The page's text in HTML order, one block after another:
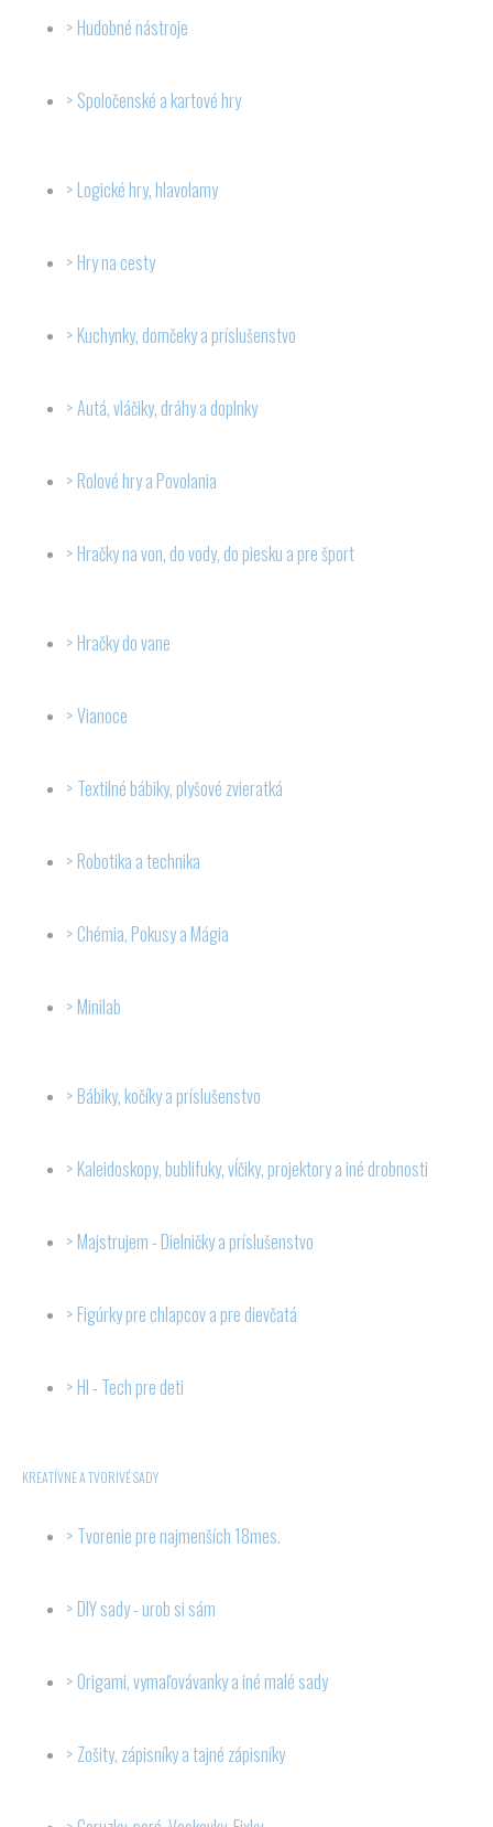
Hudobné nástroje
Spoločenské a kartové hry
Logické hry, hlavolamy
Hry na cesty
Kuchynky, domčeky a príslušenstvo
Autá, vláčiky, dráhy a doplnky
Rolové hry a Povolania
Hračky na von, do vody, do piesku a pre šport
Hračky do vane
Vianoce
Textilné bábiky, plyšové zvieratká
Robotika a technika
Chémia, Pokusy a Mágia
Minilab
Bábiky, kočíky a príslušenstvo
Kaleidoskopy, bublifuky, vĺčiky, projektory a iné drobnosti
Majstrujem - Dielničky a príslušenstvo
Figúrky pre chlapcov a pre dievčatá
HI - Tech pre deti
KREATÍVNE A TVORIVÉ SADY
Tvorenie pre najmenších 18mes.
DIY sady - urob si sám
Origami, vymaľovávanky a iné malé sady
Zošity, zápisníky a tajné zápisníky